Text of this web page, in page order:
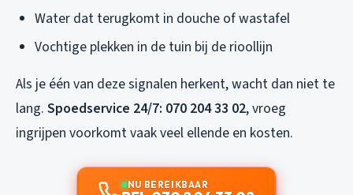
Water dat terugkomt in douche of wastafel
Vochtige plekken in de tuin bij de rioollijn
Als je één van deze signalen herkent, wacht dan niet te
lang. Spoedservice 24/7: 070 204 33 02, vroeg
ingrijpen voorkomt vaak veel ellende en kosten.
NU BEREIKBAAR